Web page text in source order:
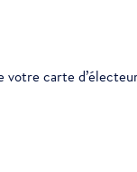
votre carte